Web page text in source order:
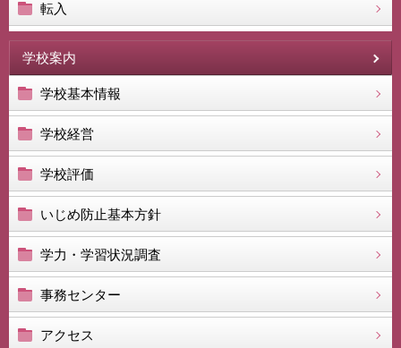
転入
学校案内
学校基本情報
学校経営
学校評価
いじめ防止基本方針
学力・学習状況調査
事務センター
アクセス